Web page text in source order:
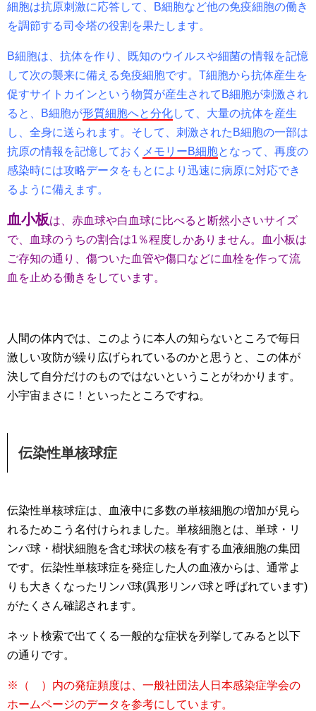
細胞は抗原刺激に応答して、
B細胞など他の免疫細胞の働き
を調節する司令塔の役割を果たします。
B細胞は、抗体を作り、既知のウイルスや細菌の情報を記憶
して次の襲来に備える免疫細胞です。 T細胞から抗体産生を
促すサイトカインという物質が産生されて B細胞が刺激され
ると、
B細胞が形質細胞へと分化して、大量の抗体を産生
し、全身に送られます。そして、刺激された B細胞の一部は
抗原の情報を記憶しておく メモリーB細胞となって、再度の
感染時には攻略データをもとにより迅速に病原に対応でき
るように備えます。
血小板は、赤血球や白血球に比べると断然小さいサイズ
で、血球のうちの割合は1 ％程度しかありません。血小板は
ご存知の通り、傷ついた血管や傷口などに血栓を作って流
血を止める働きをしています。
人間の体内では、このように本人の知らないところで毎日
激しい攻防が繰り広げられているのかと思うと、この体が
決して自分だけのものではないということがわかります。
小宇宙まさに！といったところですね。
伝染性単核球症
伝染性単核球症は、血液中に多数の単核細胞の増加が見ら
れるためこう名付けられました。単核細胞とは、単球・リ
ンパ球・樹状細胞を含む球状の核を有する血液細胞の集団
です。伝染性単核球症を発症した人の血液からは、通常よ
りも大きくなったリンパ球(異形リンパ球と呼ばれています)
がたくさん確認されます。
ネット検索で出てくる一般的な症状を列挙してみると以下
の通りです。
※
（ ）内の発症頻度は、一般社団法人日本感染症学会の
ホームページのデータを参考にしています。